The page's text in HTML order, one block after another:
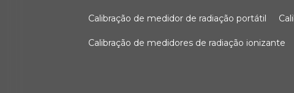
calibração de medidor de radiação portátil
calibração de medidores de radiação ionizante